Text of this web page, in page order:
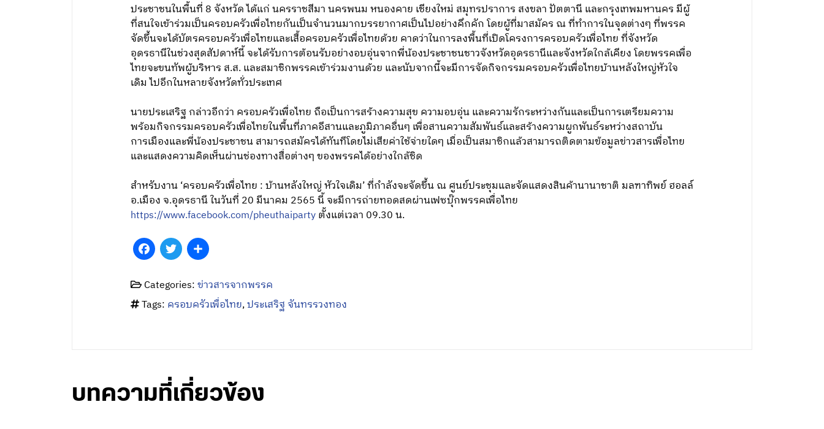
ประชาชนในพื้นที่ 8 จังหวัด ได้แก่ นครราชสีมา นครพนม หนองคาย เชียงใหม่ สมุทรปราการ สงขลา ปัตตานี และกรุงเทพมหานคร มีผู้
ที่สนใจเข้าร่วมเป็นครอบครัวเพื่อไทยกันเป็นจำนวนมากบรรยากาศเป็นไปอย่างคึกคัก โดยผู้ที่มาสมัคร ณ ที่ทำการในจุดต่างๆ ที่พรรค
จัดขึ้นจะได้บัตรครอบครัวเพื่อไทยและเสื้อครอบครัวเพื่อไทยด้วย คาดว่าในการลงพื้นที่เปิดโครงการครอบครัวเพื่อไทย ที่จังหวัด
อุดรธานีในช่วงสุดสัปดาห์นี้ จะได้รับการต้อนรับอย่างอบอุ่นจากพี่น้องประชาชนชาวจังหวัดอุดรธานีและจังหวัดใกล้เคียง โดยพรรคเพื่อ
ไทยจะขนทัพผู้บริหาร ส.ส. และสมาชิกพรรคเข้าร่วมงานด้วย และนับจากนี้จะมีการจัดกิจกรรมครอบครัวเพื่อไทยบ้านหลังใหญ่หัวใจ
เดิม ไปอีกในหลายจังหวัดทั่วประเทศ
นายประเสริฐ กล่าวอีกว่า ครอบครัวเพื่อไทย ถือเป็นการสร้างความสุข ความอบอุ่น และความรักระหว่างกันและเป็นการเตรียมความ
พร้อมกิจกรรมครอบครัวเพื่อไทยในพื้นที่ภาคอีสานและภูมิภาคอื่นๆ เพื่อสานความสัมพันธ์และสร้างความผูกพันธ์ระหว่างสถาบัน
การเมืองและพี่น้องประชาชน สามารถสมัครได้ทันทีโดยไม่เสียค่าใช้จ่ายใดๆ เมื่อเป็นสมาชิกแล้วสามารถติดตามข้อมูลข่าวสารเพื่อไทย
และแสดงความคิดเห็นผ่านช่องทางสื่อต่างๆ ของพรรคได้อย่างใกล้ชิด
สำหรับงาน ‘ครอบครัวเพื่อไทย : บ้านหลังใหญ่ หัวใจเดิม’ ที่กำลังจะจัดขึ้น ณ ศูนย์ประชุมและจัดแสดงสินค้านานาชาติ มลฑาทิพย์ ฮอลล์
อ.เมือง จ.อุดรธานี ในวันที่ 20 มีนาคม 2565 นี้ จะมีการถ่ายทอดสดผ่านเฟซบุ๊กพรรคเพื่อไทย
https://www.facebook.com/pheuthaipartyตั้งแต่เวลา 09.30 น.
Facebook
TwitterShare
Categories:ข่าวสารจากพรรค
Tags: ครอบครัวเพื่อไทย,ประเสริฐ จันทรรวงทอง
บทความที่เกี่ยวข้อง